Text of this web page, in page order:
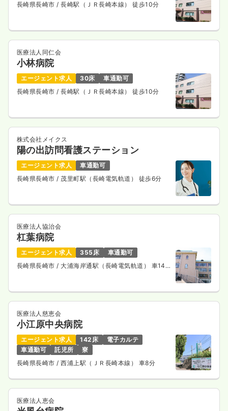
長崎県長崎市/ 長崎駅（ＪＲ長崎本線） 徒歩10分
医療法人同仁会
小林病院
エージェント求人 30床
車通勤可
長崎県長崎市/ 長崎駅（ＪＲ長崎本線） 徒歩10分
株式会社メイクス
陽の出訪問看護ステーション
エージェント求人
車通勤可
長崎県長崎市/ 茂里町駅（長崎電気軌道） 徒歩6分
医療法人協治会
杠葉病院
エージェント求人 355床
車通勤可
長崎県長崎市/ 大浦海岸通駅（長崎電気軌道） 車14
医療法人慈恵会
小江原中央病院
エージェント求人 142床
電子カルテ
車通勤可
託児所
寮
長崎県長崎市/ 西浦上駅（ＪＲ長崎本線） 車8分
医療法人恵会